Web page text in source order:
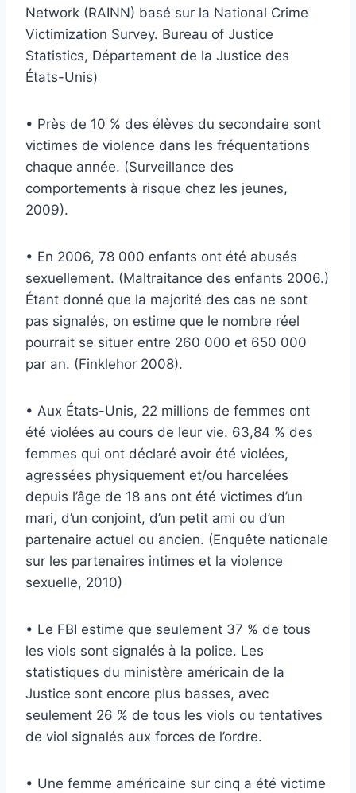
Network (RAINN) basé sur la National Crime
Victimization Survey. Bureau of Justice
Statistics, Département de la Justice des
États-Unis)
• Près de 10 % des élèves du secondaire sont
victimes de violence dans les fréquentations
chaque année. (Surveillance des
comportements à risque chez les jeunes,
2009).
• En 2006, 78 000 enfants ont été abusés
sexuellement. (Maltraitance des enfants 2006.)
Étant donné que la majorité des cas ne sont
pas signalés, on estime que le nombre réel
pourrait se situer entre 260 000 et 650 000
par an. (Finklehor 2008).
• Aux États-Unis, 22 millions de femmes ont
été violées au cours de leur vie. 63,84 % des
femmes qui ont déclaré avoir été violées,
agressées physiquement et/ou harcelées
depuis l’âge de 18 ans ont été victimes d’un
mari, d’un conjoint, d’un petit ami ou d’un
partenaire actuel ou ancien. (Enquête nationale
sur les partenaires intimes et la violence
sexuelle, 2010)
• Le FBI estime que seulement 37 % de tous
les viols sont signalés à la police. Les
statistiques du ministère américain de la
Justice sont encore plus basses, avec
seulement 26 % de tous les viols ou tentatives
de viol signalés aux forces de l’ordre.
• Une femme américaine sur cinq a été victime